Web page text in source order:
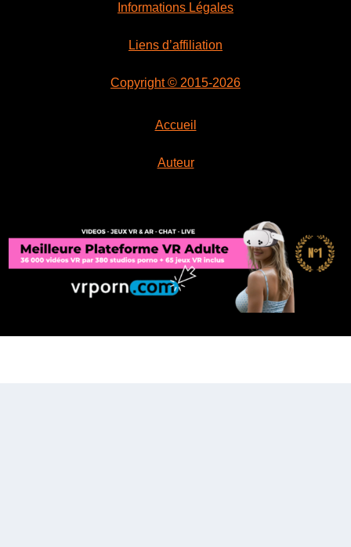
Informations Légales
Liens d’affiliation
Copyright © 2015-2026
Accueil
Auteur